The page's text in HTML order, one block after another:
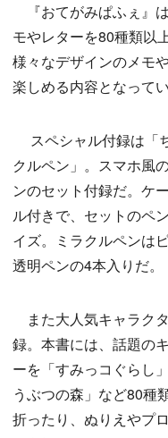
『おてがみぱふぇ』
モやレターを80種類以
様々なデザインのメモ
楽しめる内容となってい
スペシャル付録は「
クルペン」。スマホ風
ンのセット付録だ。ケ
ル付きで、セットのペ
イズ。ミラクルペンは
透明ペンの4本入りだ。
また大人気キャラク
録。本書には、話題の
ーを「すみっコぐらし
うぶつの森」など80種
折ったり、ぬりえやプ